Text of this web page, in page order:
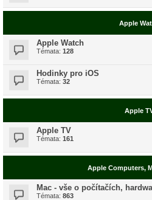
Apple
Apple Watch
Témata: 128
Hodinky pro iOS
Témata: 32
Apple
Apple TV
Témata: 161
Apple Computers,
Mac - vše o počítačích,
Témata: 863